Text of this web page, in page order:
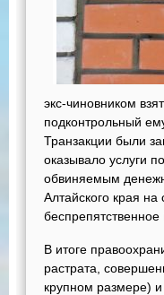
экс-чиновником
подконтрольный
Транзакции были
оказывало услуги
обвиняемым
Алтайского края
В итоге
растрата,
крупном размере)